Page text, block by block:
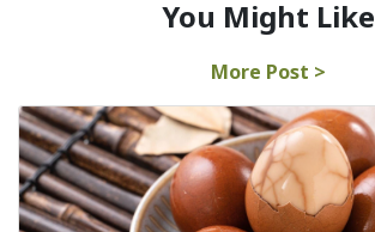
You Might Like
More Post >